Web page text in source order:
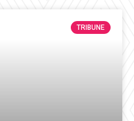
TRIBUNE